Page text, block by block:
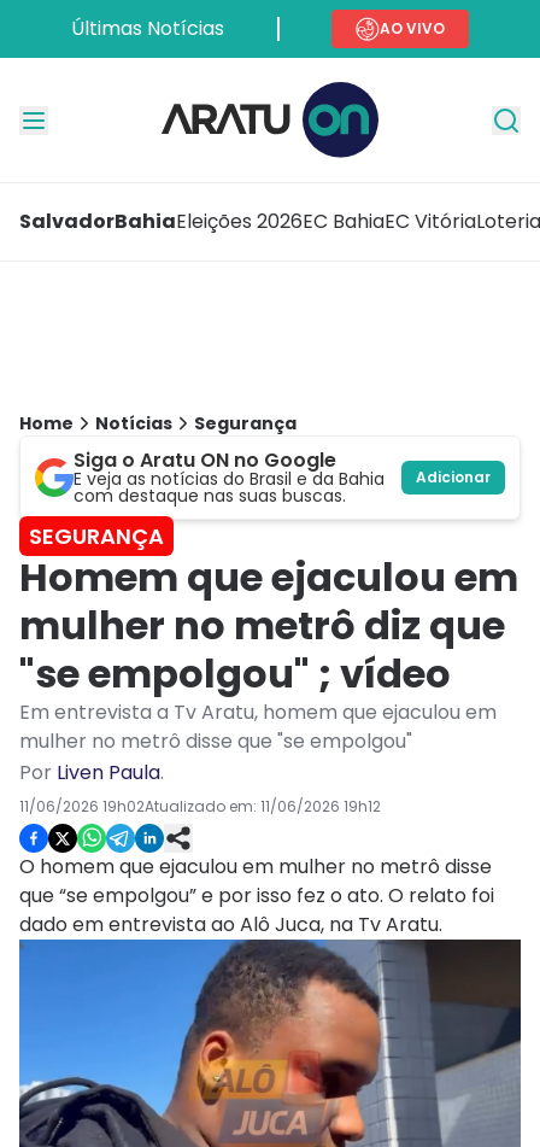
Últimas Notícias AO VIVO
SalvadorBahiaEleições 2026EC BahiaEC Vitória
Home Notícias Segurança
Siga o Aratu ON no Google
E veja as notícias do Brasil e da Bahia
com destaque nas suas buscas.
Adicionar
SEGURANÇA
Homem que ejaculou em
mulher no metrô diz que
"se empolgou" ; vídeo
Em entrevista a Tv Aratu, homem que ejaculou em
mulher no metrô disse que "se empolgou"
Por Liven Paula.
11/06/2026 19h02Atualizado em: 11/06/2026 19h12
O homem que ejaculou em mulher no metrô disse
que “se empolgou” e por isso fez o ato. O relato foi
dado em entrevista ao Alô Juca, na Tv Aratu.